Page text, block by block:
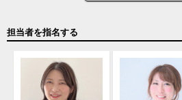
担当者を指名する